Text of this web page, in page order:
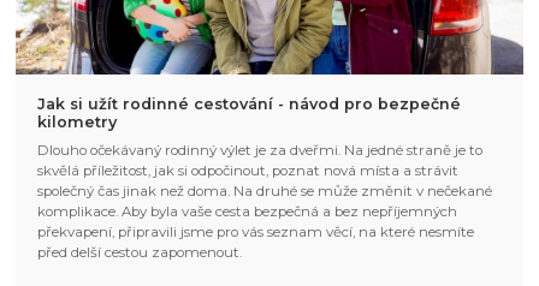
Jak si užít rodinné cestování - návod pro bezpečné
kilometry
Dlouho očekávaný rodinný výlet je za dveřmi. Na jedné straně je to
skvělá příležitost, jak si odpočinout, poznat nová místa a strávit
společný čas jinak než doma. Na druhé se může změnit v nečekané
komplikace. Aby byla vaše cesta bezpečná a bez nepříjemných
překvapení, připravili jsme pro vás seznam věcí, na které nesmíte
před delší cestou zapomenout.